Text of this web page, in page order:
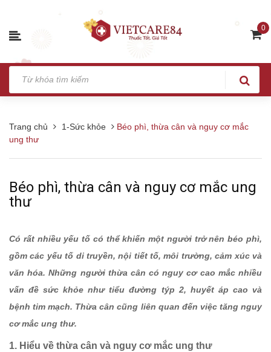
0
Trang chủ 1-Sức khỏe
Béo phì, thừa cân và nguy cơ mắc
ung thư
Béo phì, thừa cân và nguy cơ mắc ung
thư
Có rất nhiều yếu tố có thể khiến một người trở nên béo phì,
gồm các yếu tố di truyền, nội tiết tố, môi trường, cảm xúc và
văn hóa. Những người thừa cân có nguy cơ cao mắc nhiều
vấn đề sức khỏe như tiểu đường týp 2, huyết áp cao và
bệnh tim mạch. Thừa cân cũng liên quan đến việc tăng nguy
cơ mắc ung thư.
1. Hiểu về thừa cân và nguy cơ mắc ung thư